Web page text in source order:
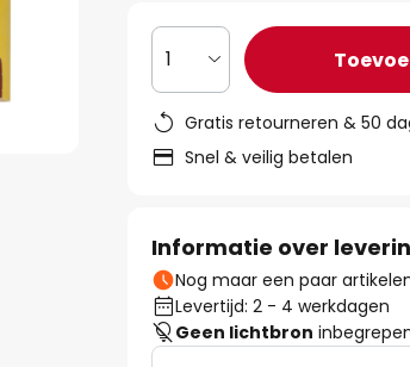
1
Gratis retourneren & 50
Snel & veilig betalen
Informatie over
Nog maar een paar
Levertijd: 2 - 4 werkdagen
Geen lichtbron